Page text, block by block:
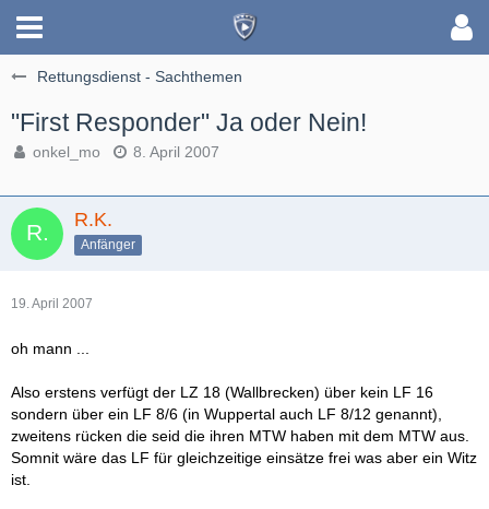
Rettungsdienst - Sachthemen
"First Responder" Ja oder Nein!
onkel_mo 8. April 2007
R.K.
Anfänger
19. April 2007
oh mann ...
Also erstens verfügt der LZ 18 (Wallbrecken) über kein LF 16
sondern über ein LF 8/6 (in Wuppertal auch LF 8/12 genannt),
zweitens rücken die seid die ihren MTW haben mit dem MTW aus.
Somnit wäre das LF für gleichzeitige einsätze frei was aber ein Witz
ist.